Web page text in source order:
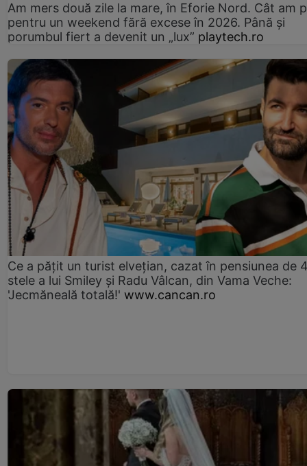
Am mers două zile la mare, în Eforie Nord. Cât am
pentru un weekend fără excese în 2026. Până și
porumbul fiert a devenit un „lux” playtech.ro
Ce a pățit un turist elvețian, cazat în pensiunea de
stele a lui Smiley și Radu Vâlcan, din Vama Veche:
'Jecmăneală totală!' www.cancan.ro